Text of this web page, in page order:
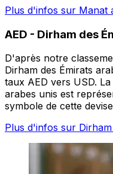
Plus d'infos sur Manat
AED - Dirham des
D'après notre
Dirham des Émirats
taux AED vers USD.
arabes unis est
Plus d'infos sur